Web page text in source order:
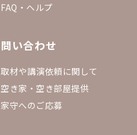
FAQ・ヘルプ
問い合わせ
取材や講演依頼に関して
空き家・空き部屋提供
家守へのご応募